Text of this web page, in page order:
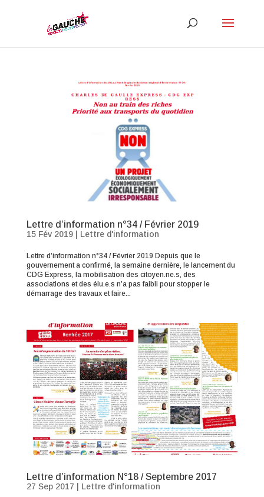
Lettre d’information n°34 / Février 2019
15 Fév 2019| Lettre d'information
Lettre d’information n°34 / Février 2019 Depuis que le
gouvernement a confirmé, la semaine dernière, le lancement du
CDG Express, la mobilisation des citoyen.ne.s, des
associations et des élu.e.s n’a pas faibli pour stopper le
démarrage des travaux et faire...
Lettre d’information N°18 / Septembre 2017
27 Sep 2017 Lettre d'information